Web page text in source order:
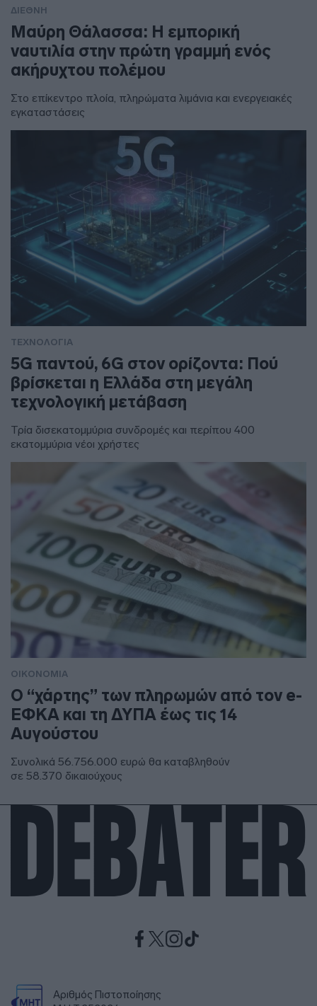
ΔΙΕΘΝΗ
Μαύρη Θάλασσα: Η εμπορική
ναυτιλία στην πρώτη γραμμή ενός
ακήρυχτου πολέμου
Στο επίκεντρο πλοία, πληρώματα λιμάνια και ενεργειακές
εγκαταστάσεις
ΤΕΧΝΟΛΟΓΙΑ
5G παντού, 6G στον ορίζοντα: Πού
βρίσκεται η Ελλάδα στη μεγάλη
τεχνολογική μετάβαση
Τρία δισεκατομμύρια συνδρομές και περίπου 400
εκατομμύρια νέοι χρήστες
ΟΙΚΟΝΟΜΙΑ
Ο “χάρτης” των πληρωμών από τον e-
ΕΦΚΑ και τη ΔΥΠΑ έως τις 14
Αυγούστου
Συνολικά 56.756.000 ευρώ θα καταβληθούν
σε 58.370 δικαιούχους
Αριθμός Πιστοποίησης